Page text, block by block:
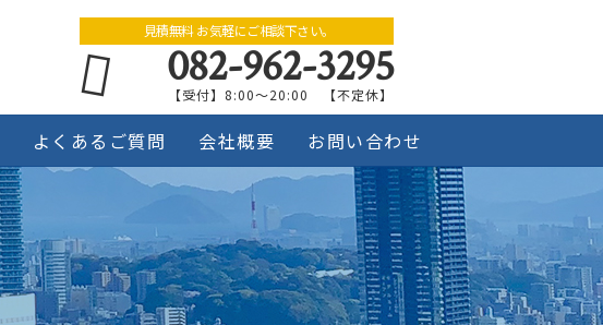
見積無料 お気軽にご相談下さい。
082-962-3295
【受付】8:00～20:00 【不定休】
よくあるご質問 会社概要 お問い合わせ